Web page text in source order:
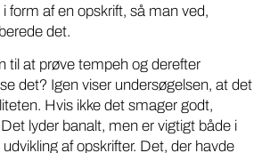
form af en opskrift, så man ved,
det.
til at prøve tempeh og derefter
det? Igen viser undersøgelsen, at det
Hvis ikke det smager godt,
lyder banalt, men er vigtigt både i
af opskrifter. Det, der havde